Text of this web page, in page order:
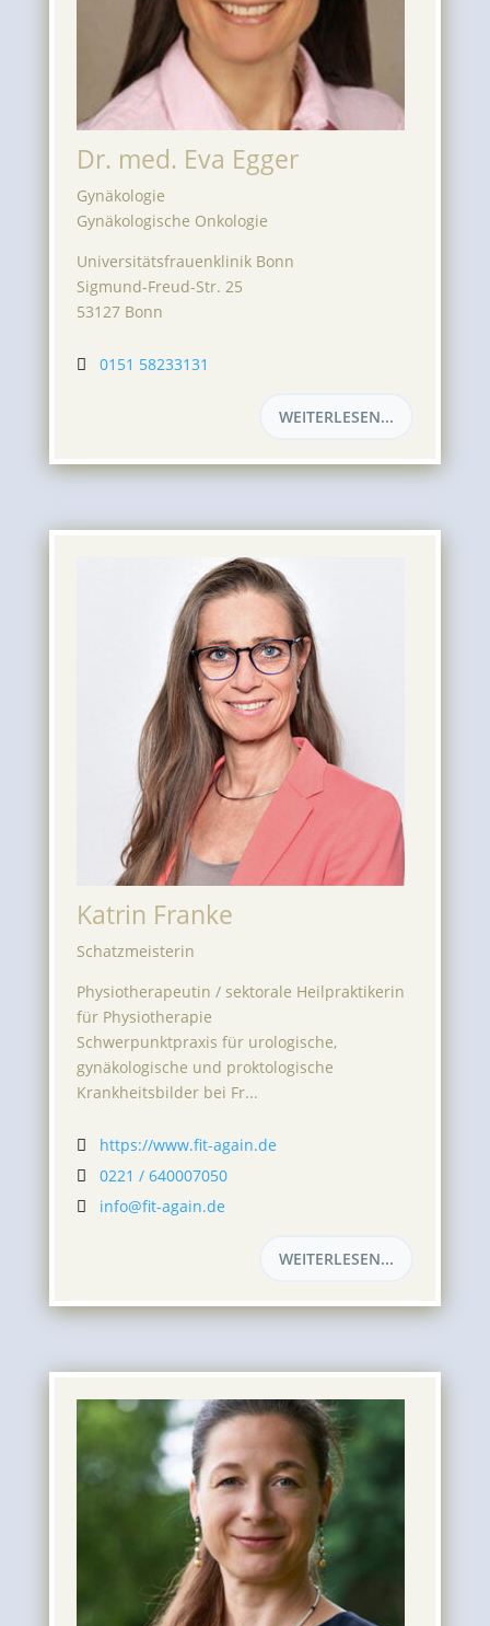
Dr. med. Eva Egger
Gynäkologie
Gynäkologische Onkologie
Universitätsfrauenklinik Bonn
Sigmund-Freud-Str. 25
53127 Bonn
 0151 58233131
WEITERLESEN...
Katrin Franke
Schatzmeisterin
Physiotherapeutin / sektorale Heilpraktikerin
für Physiotherapie
Schwerpunktpraxis für urologische,
gynäkologische und proktologische
Krankheitsbilder bei Fr...
 https://www.fit-again.de
 0221 / 640007050
 info@fit-again.de
WEITERLESEN...